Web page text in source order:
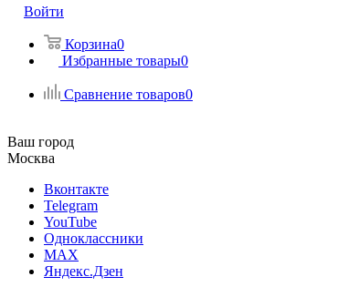
Войти
Корзина0
Избранные товары0
Сравнение товаров0
Ваш город
Москва
Вконтакте
Telegram
YouTube
Одноклассники
MAX
Яндекс.Дзен